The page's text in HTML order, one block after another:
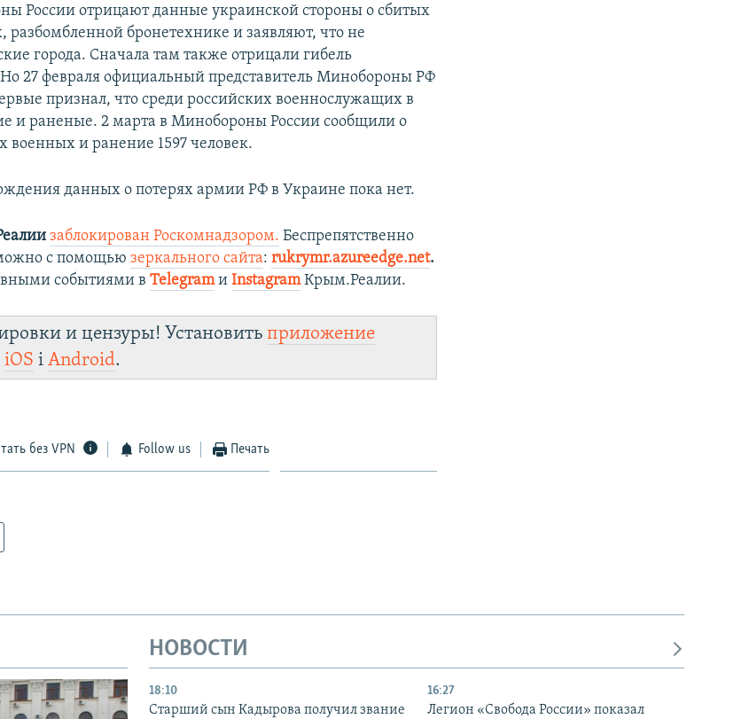
России отрицают данные украинской стороны о сбитых
разбомбленной бронетехнике и заявляют, что не
города. Сначала там также отрицали гибель
27 февраля официальный представитель Минобороны РФ
признал, что среди российских военнослужащих в
и раненые. 2 марта в Минобороны России сообщили о
военных и ранение 1597 человек.
данных о потерях армии РФ в Украине пока нет.
заблокирован Роскомнадзором. Беспрепятственно
с помощьюзеркального сайта:rukrymr.azureedge.net.
событиями вTelegramиInstagramКрым.Реалии.
и цензуры! Установитьприложение
iOS іAndroid.
без VPN Follow us Печать
НОВОСТИ
18:10
Старший сын Кадырова получил звание
16:27
Легион «Свобода России» показал